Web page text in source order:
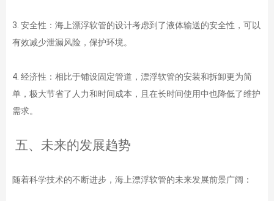
3. 安全性：海上漂浮软管的设计考虑到了液体输送的安全性，可以
有效减少泄漏风险，保护环境。
4. 经济性：相比于铺设固定管道，漂浮软管的安装和拆卸更为简
单，极大节省了人力和时间成本，且在长时间使用中也降低了维护
需求。
五、未来的发展趋势
随着科学技术的不断进步，海上漂浮软管的未来发展前景广阔：